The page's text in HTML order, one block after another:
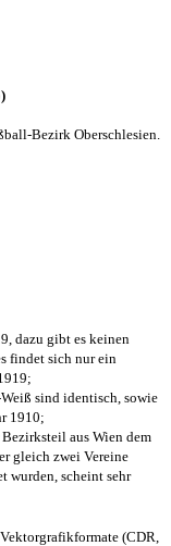
Bezirk Oberschlesien.
dazu gibt es keinen
findet sich nur ein
;
sind identisch, sowie
1910;
aus Wien dem
gleich zwei Vereine
wurden, scheint sehr
(CDR,